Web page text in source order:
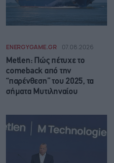
ENERGYGAME.GR 07.08.2026
Metlen: Πώς πέτυχε το
comeback από την
“παρένθεση” του 2025, τα
σήματα Μυτιληναίου